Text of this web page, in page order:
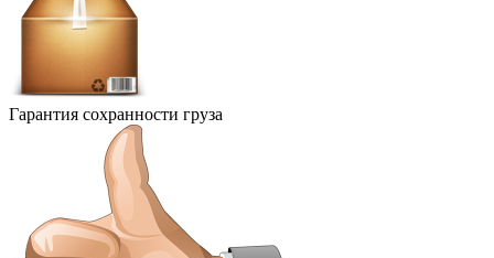
Гарантия сохранности груза